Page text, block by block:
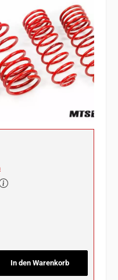
ein oder benutze die Schaltflächen
In den Warenkorb